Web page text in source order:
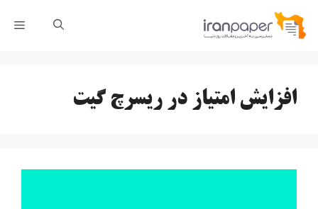
پرش
افزایش امتیاز در ریسرچ گیت